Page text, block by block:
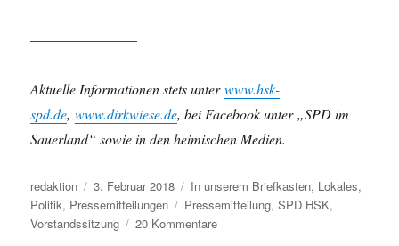
———————–
Aktuelle Informationen stets unterwww.hsk-
spd.de,www.dirkwiese.de, bei Facebook unter „SPD im
Sauerland“ sowie in den heimischen Medien.
Autor
redaktion
Veröffentlicht
am
3. Februar 2018 Kategorien
In unserem Briefkasten, Lokales,
Politik, Pressemitteilungen Schlagwörter
Pressemitteilung,SPD HSK,
Vorstandssitzung
20 Kommentarezu